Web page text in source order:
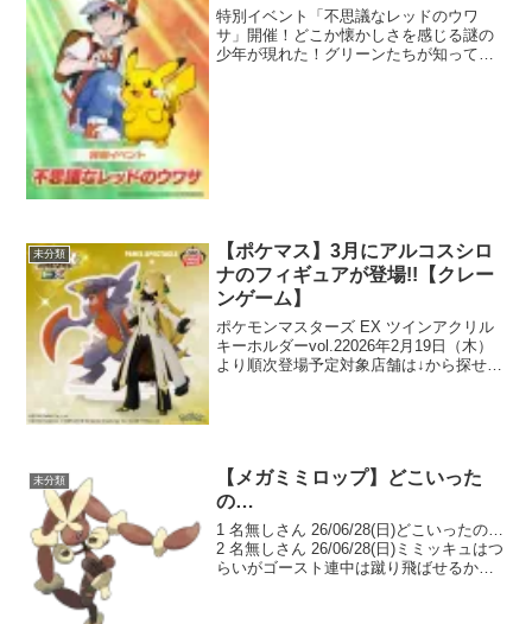
特別イベント「不思議なレッドのウワ
サ」開催！どこか懐かしさを感じる謎の
少年が現れた！グリーンたちが知ってい
未分類
【ポケマス】3月にアルコスシロ
ナのフィギュアが登場!!【クレー
ンゲーム】
ポケモンマスターズ EX ツインアクリル
キーホルダーvol.22026年2月19日（木）
より順次登場予定対象店舗は↓から探せま
未分類
【メガミミロップ】どこいった
の…
1 名無しさん 26/06/28(日)どこいったの…
2 名無しさん 26/06/28(日)ミミッキュはつ
らいがゴースト連中は蹴り飛ばせるから